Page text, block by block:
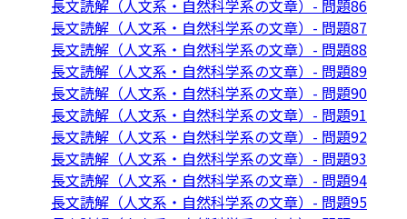
長文読解（人文系・自然科学系の文章）- 問題86
長文読解（人文系・自然科学系の文章）- 問題87
長文読解（人文系・自然科学系の文章）- 問題88
長文読解（人文系・自然科学系の文章）- 問題89
長文読解（人文系・自然科学系の文章）- 問題90
長文読解（人文系・自然科学系の文章）- 問題91
長文読解（人文系・自然科学系の文章）- 問題92
長文読解（人文系・自然科学系の文章）- 問題93
長文読解（人文系・自然科学系の文章）- 問題94
長文読解（人文系・自然科学系の文章）- 問題95